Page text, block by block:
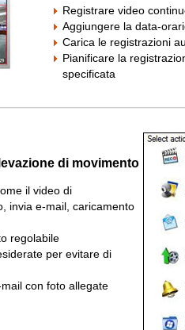
Registrare video
Aggiungere la data-
Carica le registrazioni
Pianificare la
specificata
di movimento
il video di
invia e-mail, caricamento
regolabile
per evitare di
con foto allegate